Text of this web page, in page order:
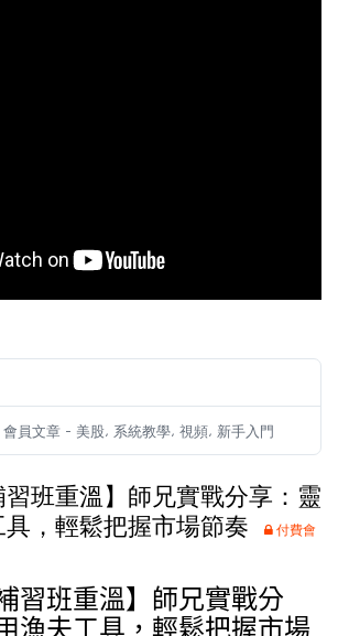
會員文章 - 美股, 系統教學, 視頻, 新手入門
習班重溫】師兄實戰分享：靈
，輕鬆把握市場節奏
付費會
習班重溫】師兄實戰分
漁夫工具，輕鬆把握市場